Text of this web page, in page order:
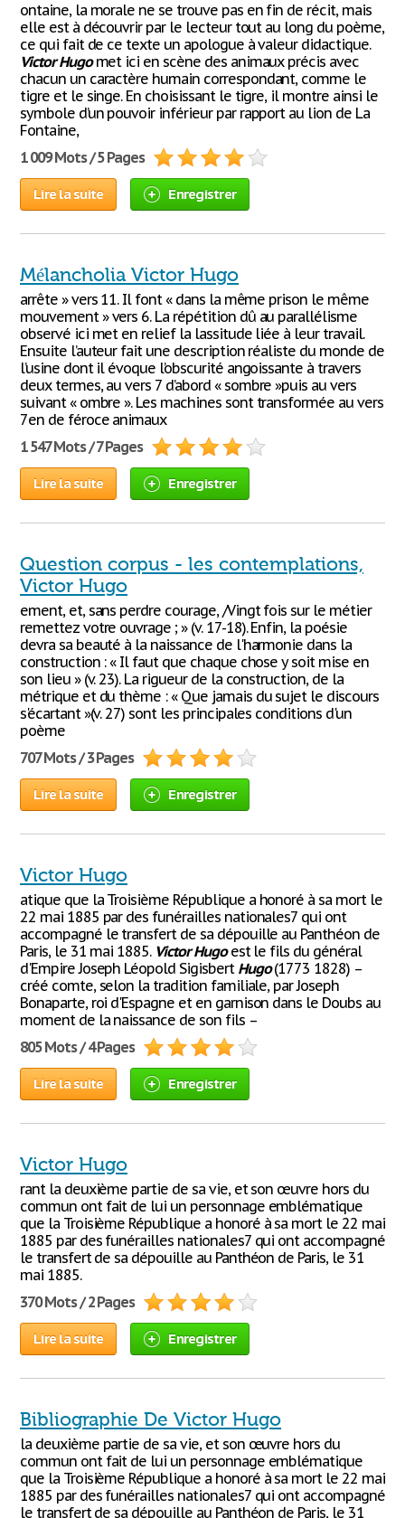
ontaine, la morale ne se trouve pas en fin de récit, mais
elle est à découvrir par le lecteur tout au long du poème,
ce qui fait de ce texte un apologue à valeur didactique.
VictorHugomet ici en scène des animaux précis avec
chacun un caractère humain correspondant, comme le
tigre et le singe. En choisissant le tigre, il montre ainsi le
symbole d’un pouvoir inférieur par rapport au lion de La
Fontaine,
1 009 Mots / 5 Pages
Lire la suite Enregistrer
Mélancholia Victor Hugo
arrête » vers 11. Il font « dans la même prison le même
mouvement » vers 6. La répétition dû au parallélisme
observé ici met en relief la lassitude liée à leur travail.
Ensuite l’auteur fait une description réaliste du monde de
l’usine dont il évoque l’obscurité angoissante à travers
deux termes, au vers 7 d’abord « sombre »puis au vers
suivant « ombre ». Les machines sont transformée au vers
7en de féroce animaux
1 547 Mots / 7 Pages
Lire la suite Enregistrer
Question corpus - les contemplations,
Victor Hugo
ement, et, sans perdre courage, /Vingt fois sur le métier
remettez votre ouvrage ; » (v. 17-18). Enfin, la poésie
devra sa beauté à la naissance de l'harmonie dans la
construction : « Il faut que chaque chose y soit mise en
son lieu » (v. 23). La rigueur de la construction, de la
métrique et du thème : « Que jamais du sujet le discours
s'écartant »(v. 27) sont les principales conditions d'un
poème
707 Mots / 3 Pages
Lire la suite Enregistrer
Victor Hugo
atique que la Troisième République a honoré à sa mort le
22 mai 1885 par des funérailles nationales7 qui ont
accompagné le transfert de sa dépouille au Panthéon de
Paris, le 31 mai 1885. VictorHugoest le fils du général
d'Empire Joseph Léopold Sigisbert Hugo(1773 1828) –
créé comte, selon la tradition familiale, par Joseph
Bonaparte, roi d'Espagne et en garnison dans le Doubs au
moment de la naissance de son fils –
805 Mots / 4 Pages
Lire la suite Enregistrer
Victor Hugo
rant la deuxième partie de sa vie, et son œuvre hors du
commun ont fait de lui un personnage emblématique
que la Troisième République a honoré à sa mort le 22 mai
1885 par des funérailles nationales7 qui ont accompagné
le transfert de sa dépouille au Panthéon de Paris, le 31
mai 1885.
370 Mots / 2 Pages
Lire la suite Enregistrer
Bibliographie De Victor Hugo
la deuxième partie de sa vie, et son œuvre hors du
commun ont fait de lui un personnage emblématique
que la Troisième République a honoré à sa mort le 22 mai
1885 par des funérailles nationales7 qui ont accompagné
le transfert de sa dépouille au Panthéon de Paris, le 31